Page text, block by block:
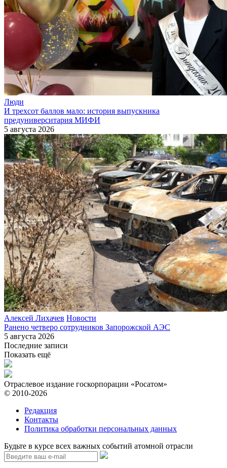
Люди
И трехсот баллов мало: история выпускника
предуниверситария МИФИ
5 августа 2026
Алексей Лихачев Новости
Ранено четверо сотрудников Запорожской АЭС
5 августа 2026
Последние записи
Показать ещё
Отраслевое издание госкорпорации «Росатом»
© 2010-2026
Редакция
Контакты
Политика обработки персональных данных
Будьте в курсе всех важных событий атомной отрасли